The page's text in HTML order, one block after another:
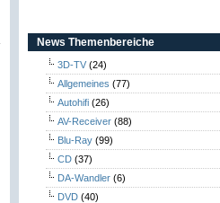
News Themenbereiche
3D-TV (24)
Allgemeines (77)
Autohifi (26)
AV-Receiver (88)
Blu-Ray (99)
CD (37)
DA-Wandler (6)
DVD (40)